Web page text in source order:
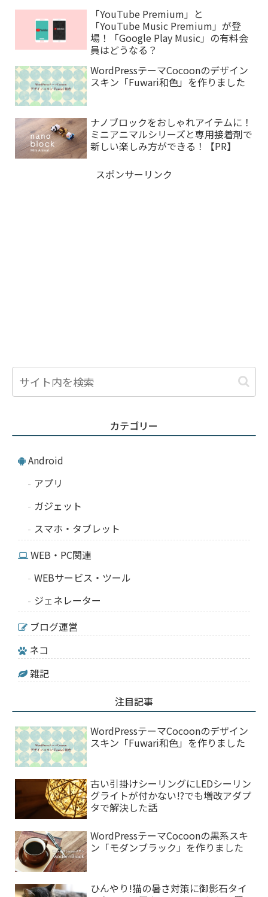
「YouTube Premium」と
「YouTube Music Premium」が登
場！「Google Play Music」の有料会
員はどうなる？
WordPressテーマCocoonのデザイン
スキン「Fuwari和色」を作りました
ナノブロックをおしゃれアイテムに！
ミニアニマルシリーズと専用接着剤で
新しい楽しみ方ができる！【PR】
スポンサーリンク
カテゴリー
Android
アプリ
ガジェット
スマホ・タブレット
WEB・PC関連
WEBサービス・ツール
ジェネレーター
ブログ運営
ネコ
雑記
注目記事
WordPressテーマCocoonのデザイン
スキン「Fuwari和色」を作りました
古い引掛けシーリングにLEDシーリン
グライトが付かない!?でも増改アダプ
タで解決した話
WordPressテーマCocoonの黒系スキ
ン「モダンブラック」を作りました
ひんやり!猫の暑さ対策に御影石タイ